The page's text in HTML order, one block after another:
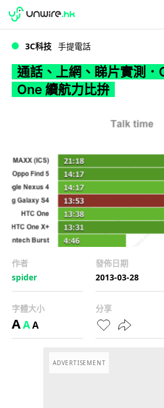
WWDC 2026
3C科技 手提電話
通話、上網、睇片實測．
One 續航力比拚
作者
spider
發佈日期
2013-03-28
字體大小
AAA
分享
ADVERTISEMENT